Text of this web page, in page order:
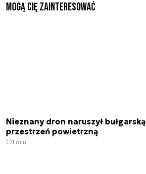
Mogą Cię zainteresować
Nieznany dron naruszył bułgarską
przestrzeń powietrzną
1 min.